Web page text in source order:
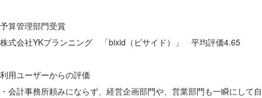
予算管理部門受賞
株式会社YKプランニング 「bixid（ビサイド）」 平均評価4.65
利用ユーザーからの評価
・会計事務所頼みにならず、経営企画部門や、営業部門も一瞬にして自